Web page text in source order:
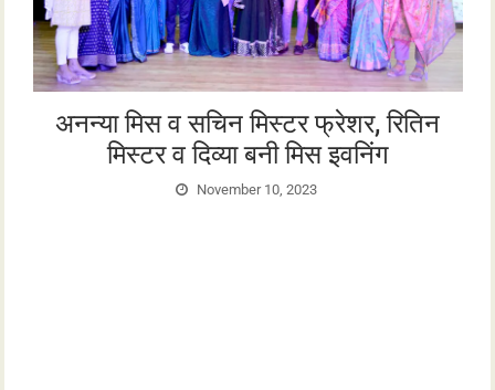
अनन्या मिस व सचिन मिस्टर फ्रेशर, रितिन
मिस्टर व दिव्या बनी मिस इवनिंग
November 10, 2023